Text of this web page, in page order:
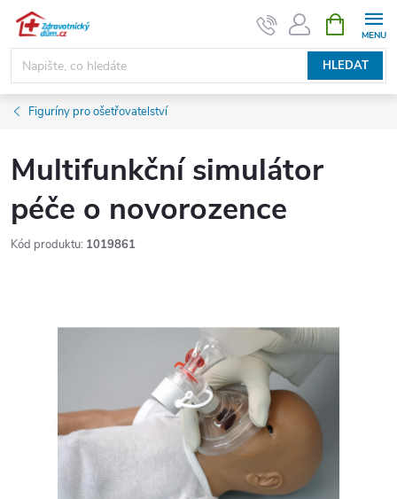
Přejít
obsah
HLEDAT
NÁKUPNÍ
KOŠÍK
Figuríny pro ošetřovatelství
Multifunkční simulátor
péče o novorozence
Kód produktu: 1019861